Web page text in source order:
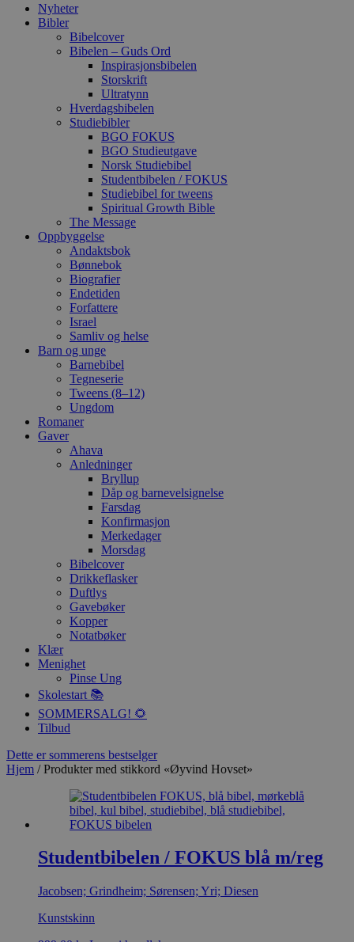
Nyheter
Bibler
Bibelcover
Bibelen – Guds Ord
Inspirasjonsbibelen
Storskrift
Ultratynn
Hverdagsbibelen
Studiebibler
BGO FOKUS
BGO Studieutgave
Norsk Studiebibel
Studentbibelen / FOKUS
Studiebibel for tweens
Spiritual Growth Bible
The Message
Oppbyggelse
Andaktsbok
Bønnebok
Biografier
Endetiden
Forfattere
Israel
Samliv og helse
Barn og unge
Barnebibel
Tegneserie
Tweens (8–12)
Ungdom
Romaner
Gaver
Ahava
Anledninger
Bryllup
Dåp og barnevelsignelse
Farsdag
Konfirmasjon
Merkedager
Morsdag
Bibelcover
Drikkeflasker
Duftlys
Gavebøker
Kopper
Notatbøker
Klær
Menighet
Pinse Ung
Skolestart 📚
SOMMERSALG! 🌻
Tilbud
Dette er sommerens bestselger
Hjem / Produkter med stikkord «Øyvind Hovset»
Studentbibelen / FOKUS blå m/reg
Jacobsen; Grindheim; Sørensen; Yri; Diesen
Kunstskinn